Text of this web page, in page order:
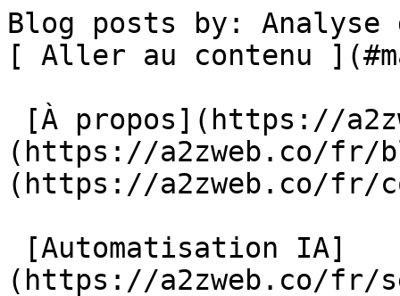
Blog posts by: Analyse
[ Aller au contenu
(https://a2zweb.co/fr/
(https://a2zweb.co/fr/
(https://a2zweb.co/fr/